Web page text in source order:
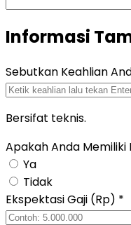
Informasi
Sebutkan Keahlian
Bersifat teknis.
Apakah Anda
Ya
Tidak
Ekspektasi Gaji (Rp) *